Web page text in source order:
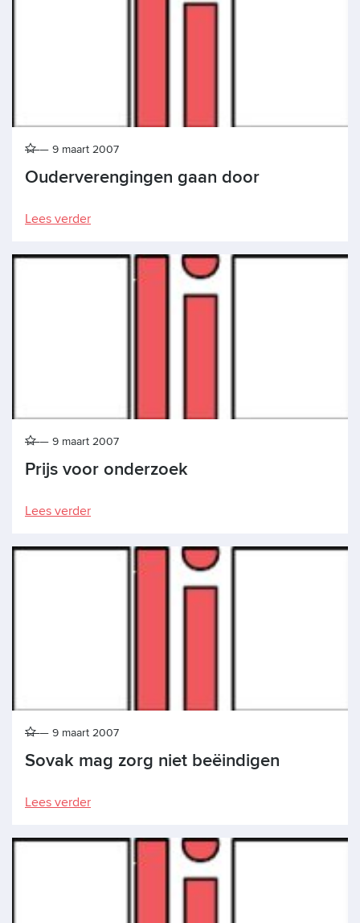
Ouderverengingen gaan door
9 maart 2007
Lees verder
Prijs voor onderzoek
9 maart 2007
Lees verder
Sovak mag zorg niet beëindigen
9 maart 2007
Lees verder